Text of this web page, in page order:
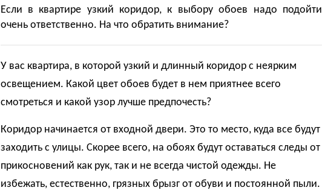
Если в квартире узкий коридор, к выбору обоев надо подойти
очень ответственно. На что обратить внимание?
У вас квартира, в которой узкий и длинный коридор с неярким
освещением. Какой цвет обоев будет в нем приятнее всего
смотреться и какой узор лучше предпочесть?
Коридор начинается от входной двери. Это то место, куда все будут
заходить с улицы. Скорее всего, на обоях будут оставаться следы от
прикосновений как рук, так и не всегда чистой одежды. Не
избежать, естественно, грязных брызг от обуви и постоянной пыли.